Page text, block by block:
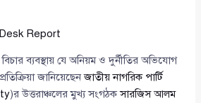
Desk Report
ব্যবস্থায় যে অনিয়ম ও দুর্নীতির অভিযোগ
জানিয়েছেনজাতীয় নাগরিক পার্টি
)র উত্তরাঞ্চলের মুখ্য সংগঠকসারজিস আলম